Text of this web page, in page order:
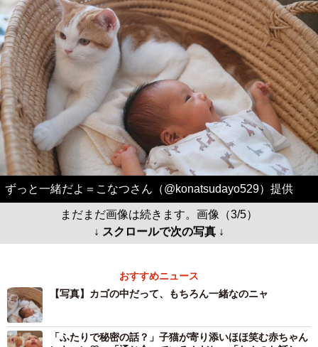
ずっと一緒だよ＝こなつさん（@konatsudayo529）提供
まだまだ画像は続きます。画像（3/5）
↓ スクロールで次の写真 ↓
おすすめニュース
【写真】カゴの中だって、もちろん一緒なのニャ
「ふたりで秘密の話？」子猫が寄り添いほほ笑む赤ちゃん